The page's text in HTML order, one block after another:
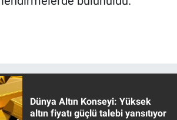
Dünya Altın Konseyi: Yüksek
altın fiyatı güçlü talebi yansıtıyor